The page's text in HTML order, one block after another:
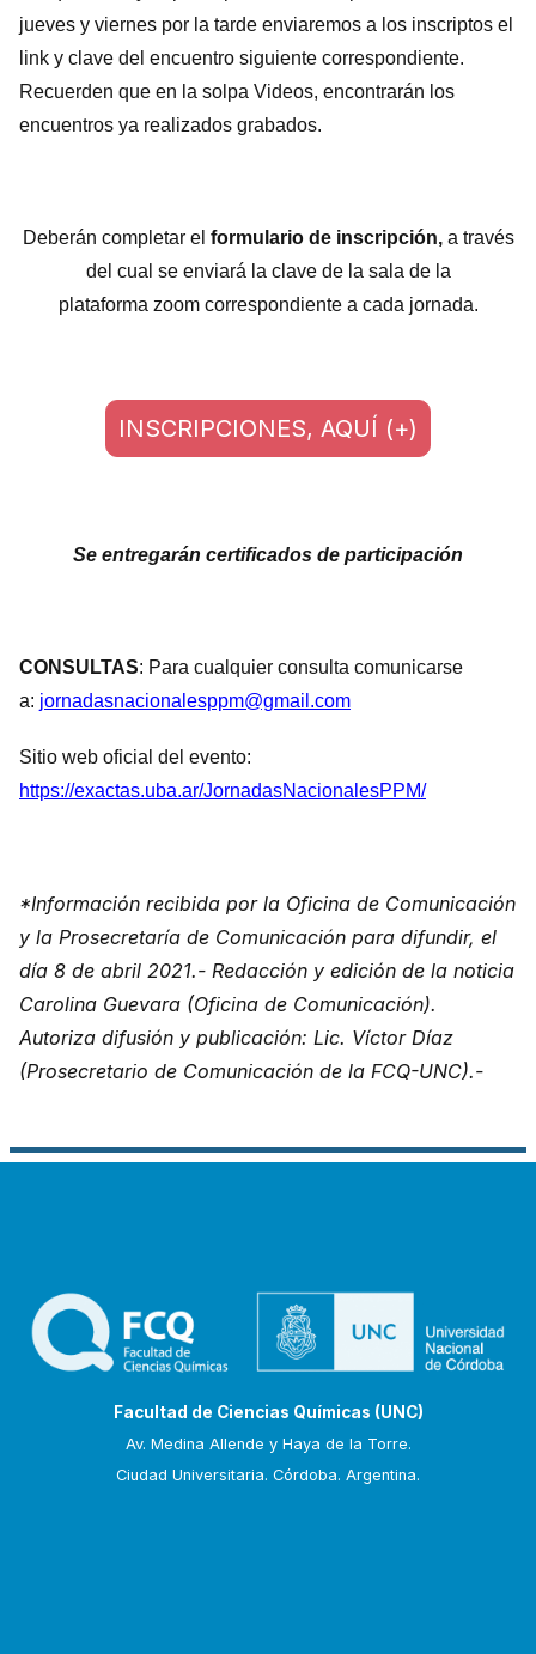
jueves y viernes por la tarde enviaremos a los inscriptos el
link y clave del encuentro siguiente correspondiente.
Recuerden que en la solpa Videos, encontrarán los
encuentros ya realizados grabados.
Deberán completar el formulario de inscripción,a través
del cual se enviará la clave de la sala de la
plataforma zoom correspondiente a cada jornada.
INSCRIPCIONES, AQUÍ (+)
Se entregarán certificados de participación
CONSULTAS: Para cualquier consulta comunicarse
a: jornadasnacionalesppm@gmail.com
Sitio web oficial del evento:
https://exactas.uba.ar/JornadasNacionalesPPM/
*Información recibida por la Oficina de Comunicación
y la Prosecretaría de Comunicación para difundir, el
día 8 de abril 2021.- Redacción y edición de la noticia
Carolina Guevara (Oficina de Comunicación).
Autoriza difusión y publicación: Lic. Víctor Díaz
(Prosecretario de Comunicación de la FCQ-UNC).-
Facultad de Ciencias Químicas (UNC)
Av. Medina Allende y Haya de la Torre.
Ciudad Universitaria. Córdoba. Argentina.